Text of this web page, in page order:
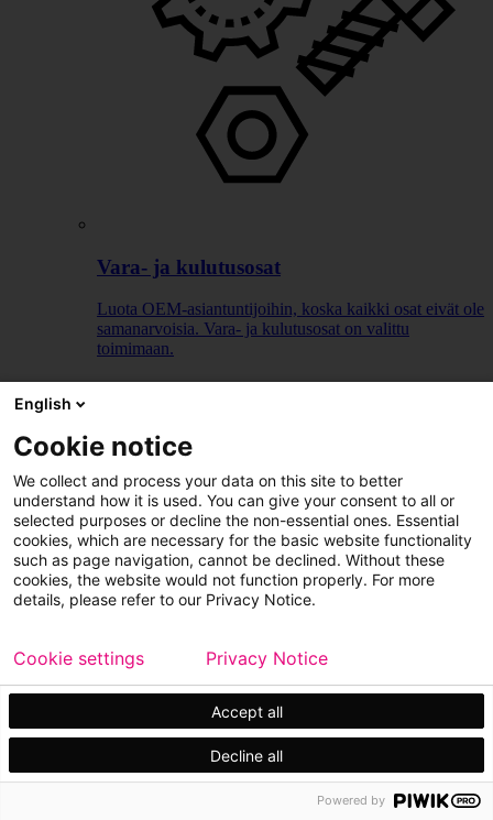
Vara- ja kulutusosat
Luota OEM-asiantuntijoihin, koska kaikki osat eivät ole
samanarvoisia. Vara- ja kulutusosat on valittu
toimimaan.
English
Cookie notice
We collect and process your data on this site to better
understand how it is used. You can give your consent to all or
selected purposes or decline the non-essential ones. Essential
cookies, which are necessary for the basic website functionality
such as page navigation, cannot be declined. Without these
cookies, the website would not function properly. For more
details, please refer to our Privacy Notice.
Accept all
Decline all
Cookie settings Privacy Notice
Powered by